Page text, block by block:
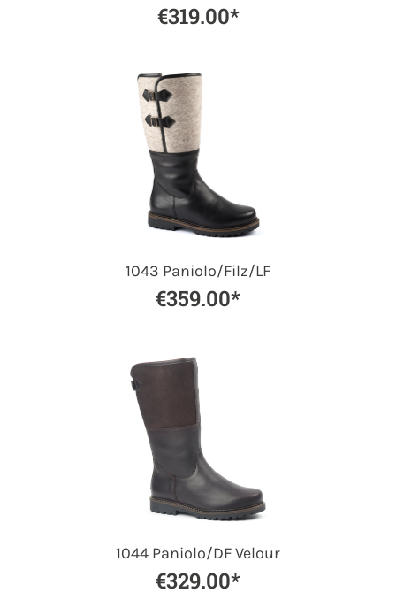
€319.00*
1043 Paniolo/Filz/LF
€359.00*
1044 Paniolo/DF Velour
€329.00*